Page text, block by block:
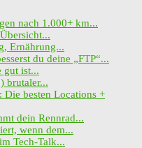
nach 1.000+ km...
Ernährung...
du deine „FTP“...
gut ist...
brutaler...
besten Locations +
dein Rennrad...
wenn dem...
Tech-Talk...